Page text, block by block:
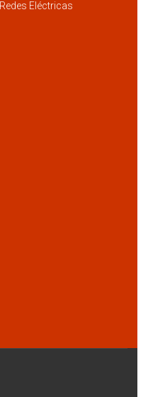
Eléctricas